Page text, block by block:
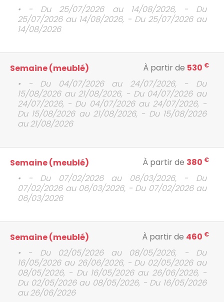
• - Du 25/07/2026 au 14/08/2026, - Du
25/07/2026 au 14/08/2026, - Du 25/07/2026 au
14/08/2026
Semaine (meublé) À partir de 530 €
• - Du 04/07/2026 au 24/07/2026, - Du
15/08/2026 au 21/08/2026, - Du 04/07/2026 au
24/07/2026, - Du 04/07/2026 au 24/07/2026, -
Du 15/08/2026 au 21/08/2026, - Du 15/08/2026
au 21/08/2026
Semaine (meublé) À partir de 380 €
• - Du 07/02/2026 au 06/03/2026, - Du
07/02/2026 au 06/03/2026, - Du 07/02/2026 au
06/03/2026
Semaine (meublé) À partir de 460 €
• - Du 02/05/2026 au 08/05/2026, - Du
16/05/2026 au 26/06/2026, - Du 02/05/2026 au
08/05/2026, - Du 16/05/2026 au 26/06/2026, -
Du 02/05/2026 au 08/05/2026, - Du 16/05/2026
au 26/06/2026